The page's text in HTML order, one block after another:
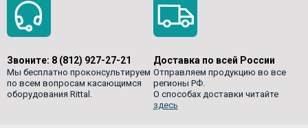
Звоните: 8 (812) 927-27-21
Мы бесплатно проконсультируем
по всем вопросам касающимся
оборудования Rittal.
Доставка по всей России
Отправляем продукцию во все
регионы РФ.
О способах доставки читайте
здесь